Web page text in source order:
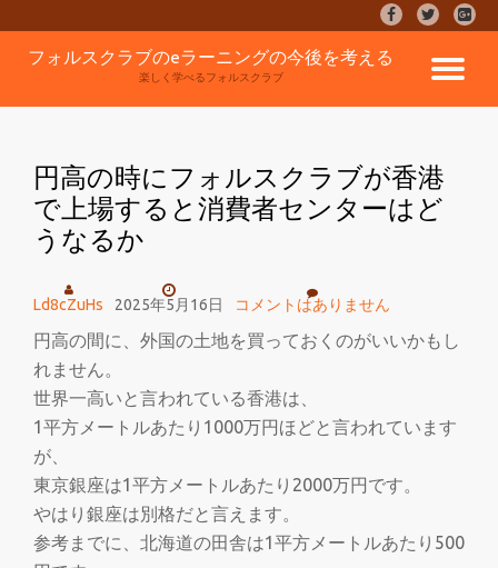
fa-
facebook
fa-
twitter
fa-
plus-
square
ナ
ョ
フォルスクラブのeラーニングの今後を考える
楽しく学べるフォルスクラブ
円高の時にフォルスクラブが香港
で上場すると消費者センターはど
うなるか
Ld8cZuHs 2025年5月16日 コメントはありません
円高の間に、外国の土地を買っておくのがいいかもし
れません。
世界一高いと言われている香港は、
1平方メートルあたり1000万円ほどと言われています
が、
東京銀座は1平方メートルあたり2000万円です。
やはり銀座は別格だと言えます。
参考までに、北海道の田舎は1平方メートルあたり500